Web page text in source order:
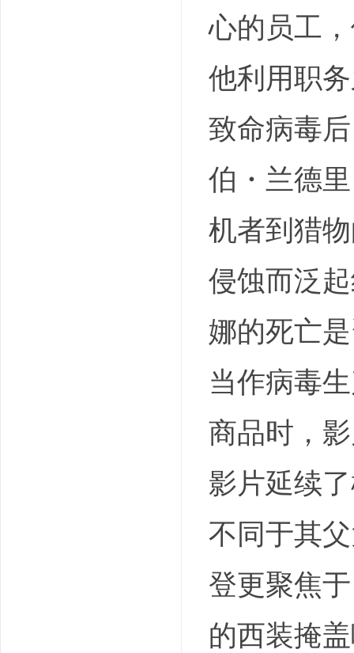
心的员工
他利用职
致命病毒
伯・兰德
机者到猎
侵蚀而泛
娜的死亡
当作病毒
商品时，
影片延续
不同于其
登更聚焦
的西装掩